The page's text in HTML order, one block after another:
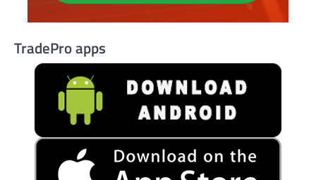
TradePro apps